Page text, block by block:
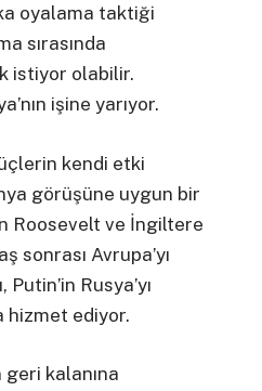
oyalama taktiği
sırasında
istiyor olabilir.
işine yarıyor.
kendi etki
görüşüne uygun bir
Roosevelt ve İngiltere
sonrası Avrupa’yı
Rusya’yı
hizmet ediyor.
geri kalanına